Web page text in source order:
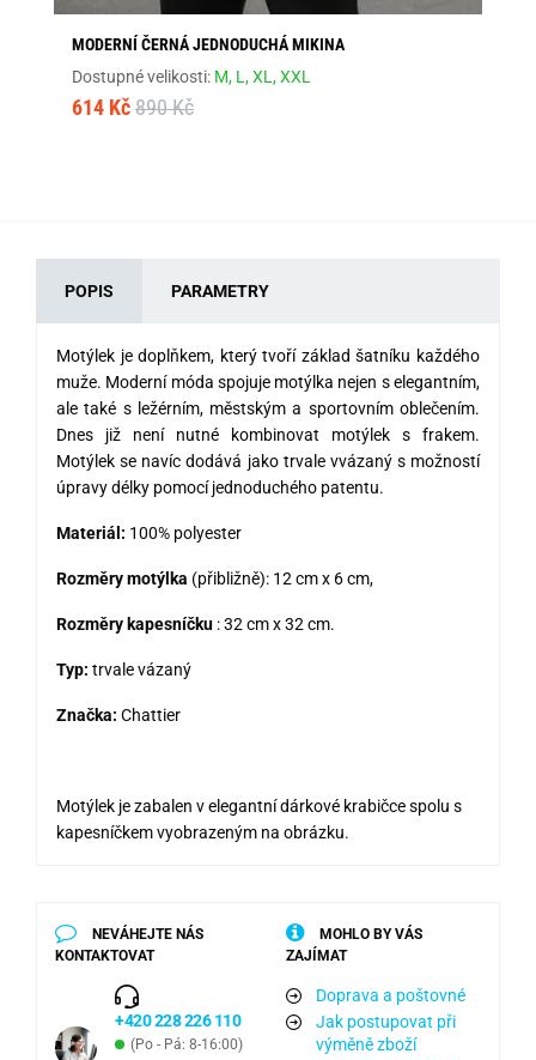
MODERNÍ ČERNÁ JEDNODUCHÁ MIKINA
Dostupné velikosti: M, L,XL,XXL
614 Kč 890 Kč
POPIS PARAMETRY
Motýlek je doplňkem, který tvoří základ šatníku každého
muže. Moderní móda spojuje motýlka nejen s elegantním,
ale také s ležérním, městským a sportovním oblečením.
Dnes již není nutné kombinovat motýlek s frakem.
Motýlek se navíc dodává jako trvale vvázaný s možností
úpravy délky pomocí jednoduchého patentu.
Materiál: 100% polyester
Rozměry motýlka (přibližně): 12 cm x 6 cm,
Rozměry kapesníčku : 32 cm x 32 cm.
Typ: trvale vázaný
Značka: Chattier
Motýlek je zabalen v elegantní dárkové krabičce spolu s
kapesníčkem vyobrazeným na obrázku.
NEVÁHEJTE NÁS
KONTAKTOVAT
+420 228 226 110
(Po - Pá: 8-16:00)
MOHLO BY VÁS
ZAJÍMAT
Doprava a poštovné
Jak postupovat při
výměně zboží